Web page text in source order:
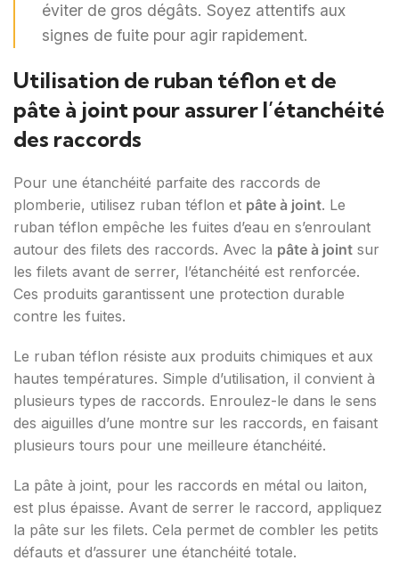
éviter de gros dégâts. Soyez attentifs aux
signes de fuite pour agir rapidement.
Utilisation de ruban téflon et de
pâte à joint pour assurer l’étanchéité
des raccords
Pour une étanchéité parfaite des raccords de
plomberie, utilisez ruban téflon et pâte à joint. Le
ruban téflon empêche les fuites d’eau en s’enroulant
autour des filets des raccords. Avec la pâte à joint sur
les filets avant de serrer, l’étanchéité est renforcée.
Ces produits garantissent une protection durable
contre les fuites.
Le ruban téflon résiste aux produits chimiques et aux
hautes températures. Simple d’utilisation, il convient à
plusieurs types de raccords. Enroulez-le dans le sens
des aiguilles d’une montre sur les raccords, en faisant
plusieurs tours pour une meilleure étanchéité.
La pâte à joint, pour les raccords en métal ou laiton,
est plus épaisse. Avant de serrer le raccord, appliquez
la pâte sur les filets. Cela permet de combler les petits
défauts et d’assurer une étanchéité totale.